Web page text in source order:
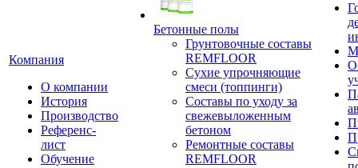
Компания
О компании
История
Производство
Референс-
лист
Обучение
Бетонные полы
Грунтовочные составы
REMFLOOR
Сухие упрочняющие
смеси (топпинги)
Составы по уходу за
свежевыложенным
бетоном
Ремонтные составы
REMFLOOR